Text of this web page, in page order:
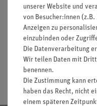
Media / Downloads
unserer Website und
von Besucher:innen
Anzeigen zu
einzubinden oder
Die Datenverarbeitung
Wir teilen Daten mit
benennen.
Die Zustimmung kann
haben das Recht, nicht
einem späteren